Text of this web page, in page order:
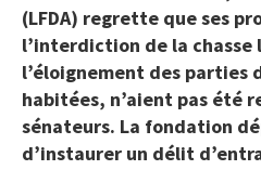
(LFDA) regrette que ses
l’interdiction de la chasse
l’éloignement des parties
habitées, n’aient pas été
sénateurs. La fondation
d’instaurer un délit